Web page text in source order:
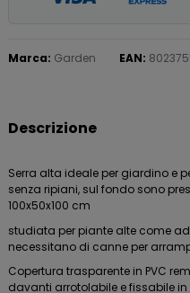
Marca: Garden EAN:
Descrizione
Serra alta ideale per giardino e
senza ripiani, sul fondo sono
100x50x100 cm
studiata per piante alte come
necessitano di canne per
Copertura trasparente in PVC
davanti arrotolabile e fissabile